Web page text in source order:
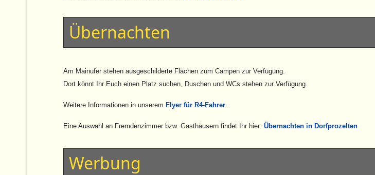
Übernachten
Am Mainufer stehen ausgeschilderte Flächen zum Campen zur Verfügung.
Dort könnt Ihr Euch einen Platz suchen, Duschen und WCs stehen zur Verfügung.
Weitere Informationen in unserem Flyer für R4-Fahrer
Eine Auswahl an Fremdenzimmer bzw. Gasthäusern findet Ihr hier: Übernachten in Dorfprozelten
Werbung